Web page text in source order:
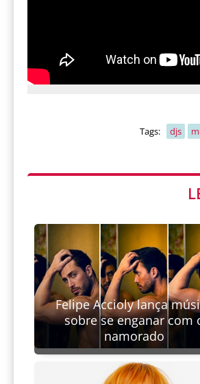
Tags: djs
Felipe Accioly lança
sobre se enganar com
namorado